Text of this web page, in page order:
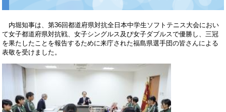
内堀知事は、第36回都道府県対抗全日本中学生ソフトテニス大会におい
て女子都道府県対抗戦、女子シングルス及び女子ダブルスで優勝し、三冠
を果たしたことを報告するために来庁された福島県選手団の皆さんによる
表敬を受けました。